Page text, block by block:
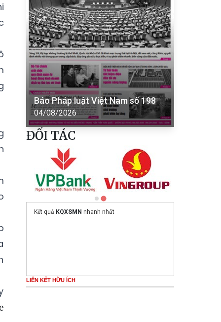
Báo Pháp luật Việt Nam số 198
04/08/2026
ĐỐI TÁC
Kết quả KQXSMN nhanh nhất
LIÊN KẾT HỮU ÍCH